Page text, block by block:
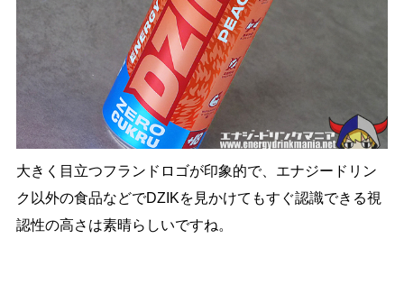
大きく目立つフランドロゴが印象的で、エナジードリン
ク以外の食品などでDZIKを見かけてもすぐ認識できる視
認性の高さは素晴らしいですね。